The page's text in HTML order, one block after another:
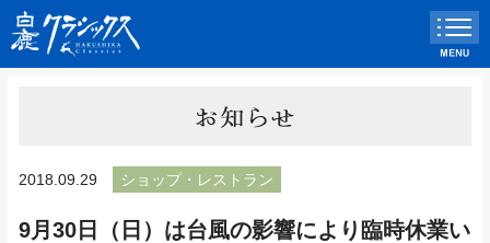
2018.09.29 ショップ・レストラン
9月30日（日）は台風の影響により臨時休業い